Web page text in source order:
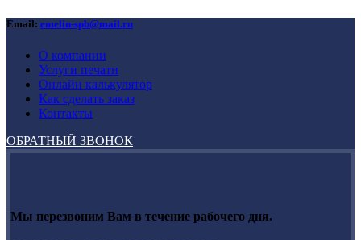
Email: emelin-spb@mail.ru
О компании
Услуги печати
Онлайн калькулятор
Как сделать заказ
Контакты
ОБРАТНЫЙ ЗВОНОК
Мы перезвоним Вам в течение рабочего дня.